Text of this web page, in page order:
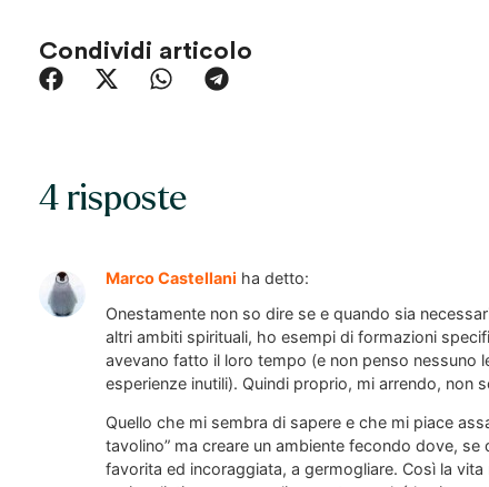
Condividi articolo
4 risposte
Marco Castellani ha detto:
Onestamente non so dire se e quando sia
altri ambiti spirituali, ho esempi di formazioni
avevano fatto il loro tempo (e non penso nessuno
esperienze inutili). Quindi proprio, mi arrendo, non
Quello che mi sembra di sapere e che mi piace
tavolino” ma creare un ambiente fecondo dove,
favorita ed incoraggiata, a germogliare. Così la